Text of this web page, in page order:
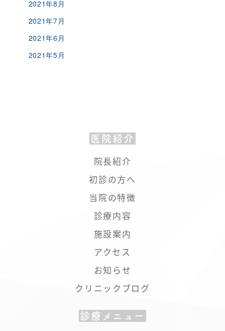
2021年8月
2021年7月
2021年6月
2021年5月
医院紹介
院長紹介
初診の方へ
当院の特徴
診療内容
施設案内
アクセス
お知らせ
クリニックブログ
診療メニュー